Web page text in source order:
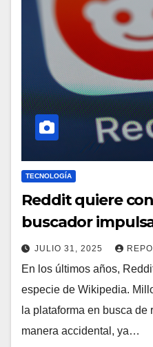
TECNOLOGÍA
Reddit quiere
buscador
JULIO 31, 2025
En los últimos años,
especie de Wikipedia.
la plataforma en busca de
manera accidental, ya…